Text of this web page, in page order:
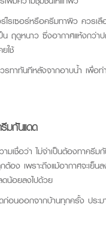
ไรเซอร์หรือครีมทาผิว ควรเลื
น ฤดูหนาว ซึ่งอากาศแห้งกว่า
ใช้
รทาทันทีหลังจากอาบน้ำ เพื่อ
มกันแดด
เชื่อว่า ไม่จำเป็นต้องทาครีมกั
ต้อง เพราะถึงแม้อากาศจะเย็น
ดน้อยลงไปด้วย
ก่อนออกจากบ้านทุกครั้ง ประ